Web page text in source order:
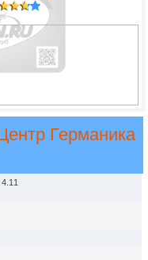
Германика
4.11